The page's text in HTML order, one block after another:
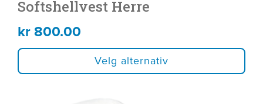
Softshellvest Herre
kr800.00
Velg alternativ